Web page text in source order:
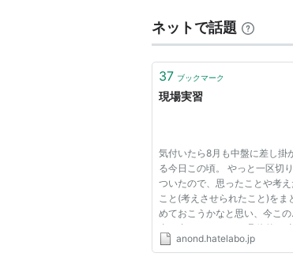
ネットで話題
37 ブックマーク
現場実習
気付いたら8月も中盤に差し掛
る今日この頃。 やっと一区切り
ついたので、思ったことや考え
こと(考えさせられたこと)をま
めておこうかなと思い、今この
事を書いています。 具体的な時
期は書きませんが、3組2交替の
anond.hatelabo.jp